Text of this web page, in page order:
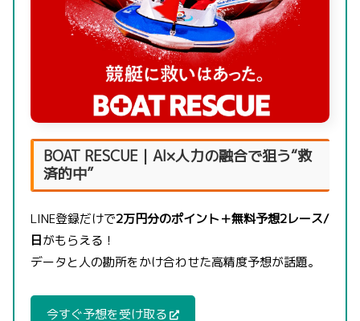
BOAT RESCUE｜AI×人力の融合で狙う“救
済的中”
LINE登録だけで2万円分のポイント＋無料予想2レース/
日がもらえる！
データと人の勘所をかけ合わせた高精度予想が話題。
今すぐ予想を受け取る